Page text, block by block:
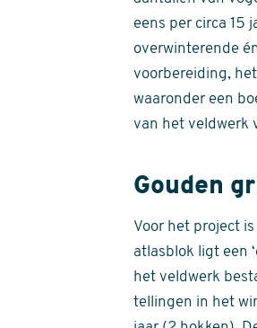
stars
eens per circa 15
overwinterende
voorbereiding,
waaronder een
van het veldwerk
Gouden
Voor het project
atlasblok ligt een
het veldwerk
tellingen in het